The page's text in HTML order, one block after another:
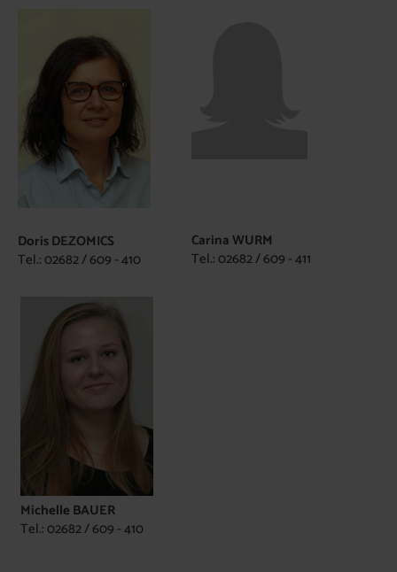
Doris DEZOMICS
Tel.: 02682 / 609 - 410
Carina WURM
Tel.: 02682 / 609 - 411
Michelle BAUER
Tel.: 02682 / 609 - 410